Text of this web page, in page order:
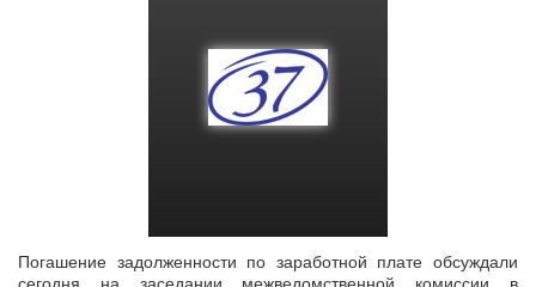
Погашение задолженности по заработной плате обсуждали